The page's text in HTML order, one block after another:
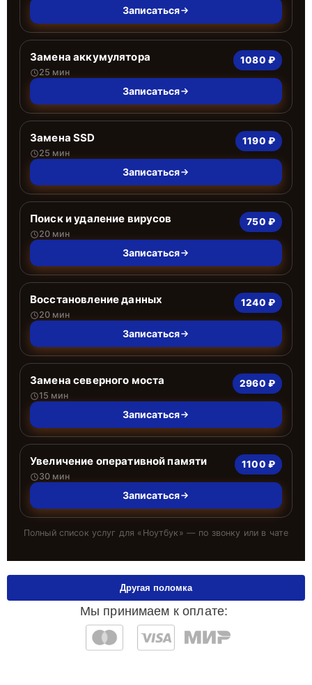
Записаться
Замена аккумулятора
25 мин
1080 ₽
Записаться
Замена SSD
25 мин
1190 ₽
Записаться
Поиск и удаление вирусов
20 мин
750 ₽
Записаться
Восстановление данных
20 мин
1240 ₽
Записаться
Замена северного моста
15 мин
2960 ₽
Записаться
Увеличение оперативной памяти
30 мин
1100 ₽
Записаться
Полный список услуг для « Ноутбук » — по звонку или в чате
Мы принимаем к оплате:
Другая поломка